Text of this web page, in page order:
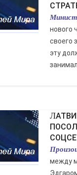
нового
своего
эту
занимал
ЛАТВИЙСКИЙ МИНИСТР РИНКЕВИЧ И
между